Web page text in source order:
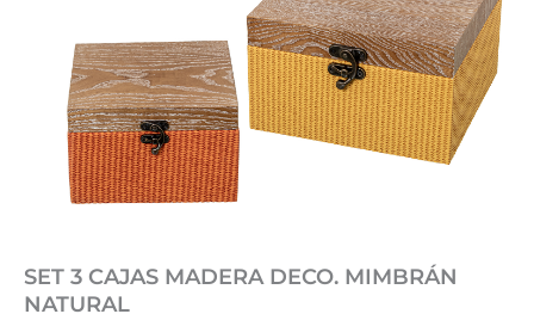
SET 3 CAJAS MADERA DECO. MIMBRÁN
NATURAL